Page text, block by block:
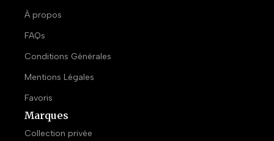
À propos
FAQs
Conditions Générales
Mentions Légales
Favoris
Marques
Collection privée